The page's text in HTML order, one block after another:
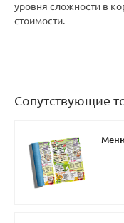
уровня сложности в
стоимости.
Сопутствующие